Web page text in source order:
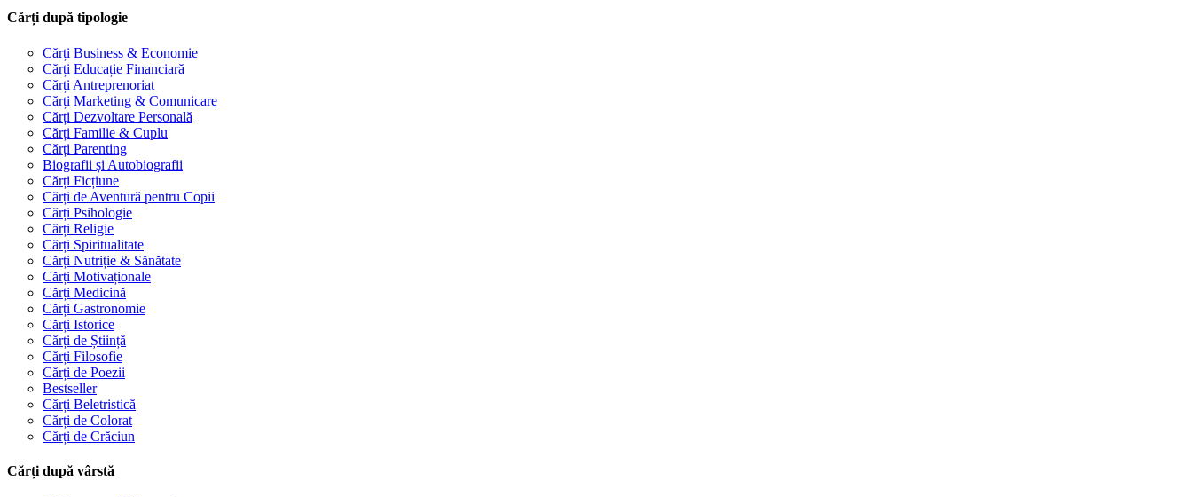
Cărți după tipologie
Cărți Business & Economie
Cărți Educație Financiară
Cărți Antreprenoriat
Cărți Marketing & Comunicare
Cărți Dezvoltare Personală
Cărți Familie & Cuplu
Cărți Parenting
Biografii și Autobiografii
Cărți Ficțiune
Cărți de Aventură pentru Copii
Cărți Psihologie
Cărți Religie
Cărți Spiritualitate
Cărți Nutriție & Sănătate
Cărți Motivaționale
Cărți Medicină
Cărți Gastronomie
Cărți Istorice
Cărți de Știință
Cărți Filosofie
Cărți de Poezii
Bestseller
Cărți Beletristică
Cărți de Colorat
Cărți de Crăciun
Cărți după vârstă